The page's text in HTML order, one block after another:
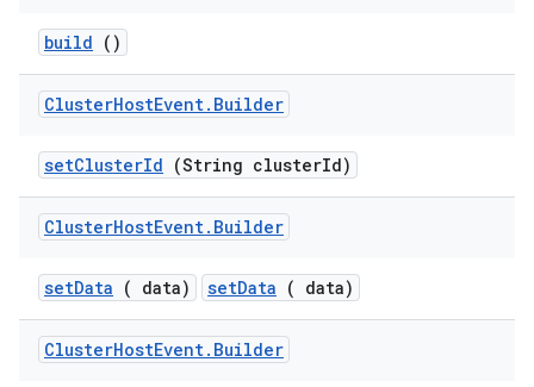
build ()
ClusterHostEvent. Builder
setClusterId (String clusterId)
ClusterHostEvent. Builder
setData ( data) setData ( data)
ClusterHostEvent. Builder